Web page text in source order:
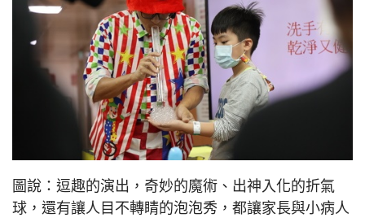
圖說：逗趣的演出，奇妙的魔術、出神入化的折氣
球，還有讓人目不轉睛的泡泡秀，都讓家長與小病人